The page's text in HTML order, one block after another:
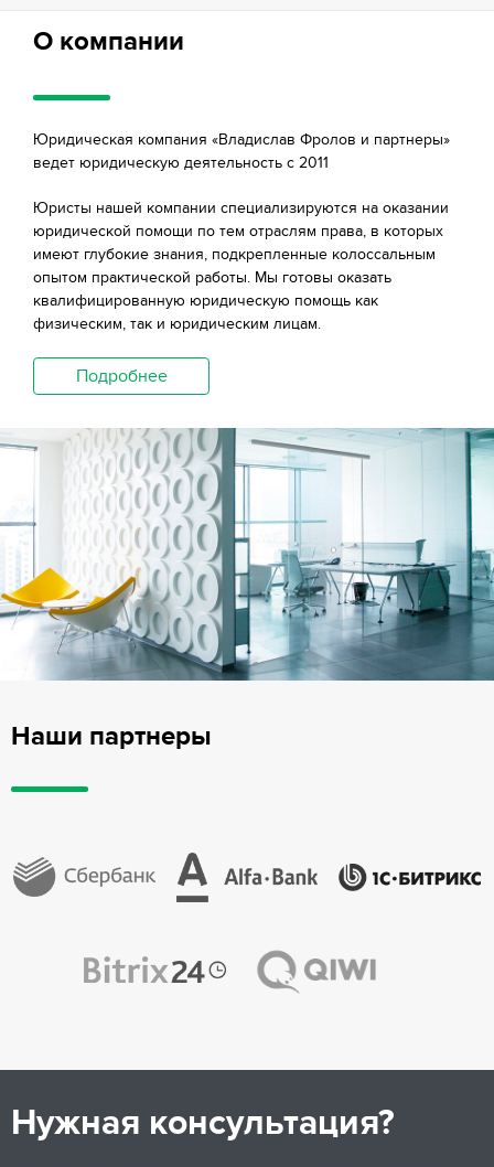
О компании
Юридическая компания «Владислав Фролов и партнеры»
ведет юридическую деятельность с 2011
Юристы нашей компании специализируются на оказании
юридической помощи по тем отраслям права, в которых
имеют глубокие знания, подкрепленные колоссальным
опытом практической работы. Мы готовы оказать
квалифицированную юридическую помощь как
физическим, так и юридическим лицам.
Подробнее
Наши партнеры
Нужная консультация?